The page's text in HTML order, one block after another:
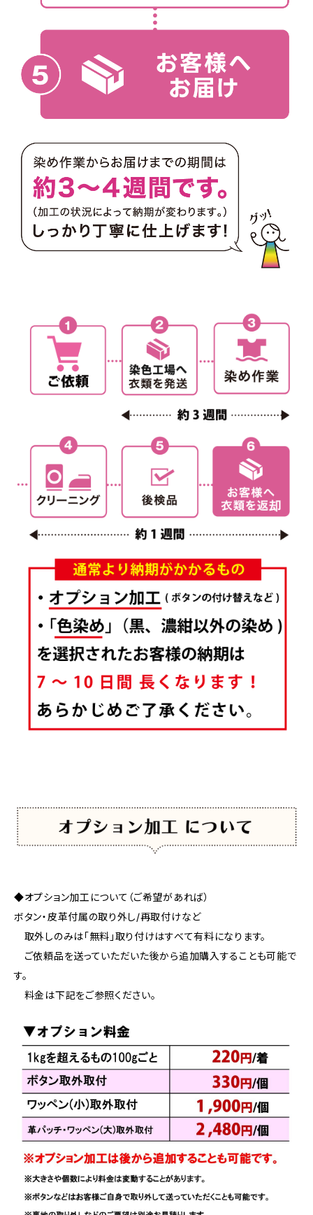
◆オプション加工について（ご希望があれば）
ボタン・皮革付属の取り外し/再取付けなど
取外しのみは「無料」取り付けはすべて有料になります。
ご依頼品を送っていただいた後から追加購入することも可能で
す。
料金は下記をご参照ください。